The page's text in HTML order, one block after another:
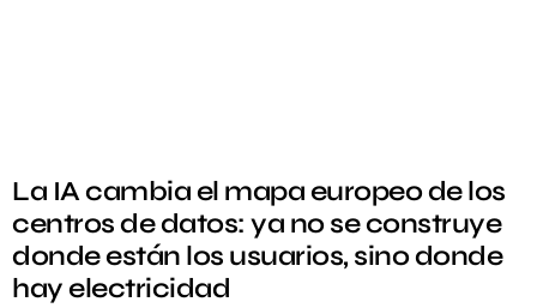
La IA cambia el mapa europeo de los
centros de datos: ya no se construye
donde están los usuarios, sino donde
hay electricidad